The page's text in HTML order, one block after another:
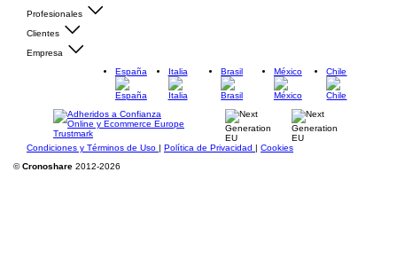
Profesionales
Clientes
Empresa
España
Italia Brasil México Chile
Condiciones y Términos de Uso | Política de Privacidad | Cookies
©Cronoshare 2012-2026